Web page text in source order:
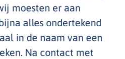
moesten er aan
alles ondertekend
in de naam van een
Na contact met